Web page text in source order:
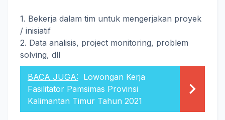
1. Bekerja dalam tim untuk mengerjakan proyek
/ inisiatif
2. Data analisis, project monitoring, problem
solving, dll
BACA JUGA: Lowongan Kerja
Fasilitator Pamsimas Provinsi
Kalimantan Timur Tahun 2021